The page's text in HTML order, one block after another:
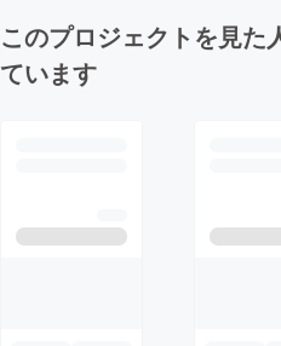
このプロジェクトを見た
ています